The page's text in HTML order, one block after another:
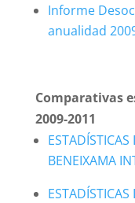
Informe
anualidad
Comparativas
2009-2011
BENEIXAMA